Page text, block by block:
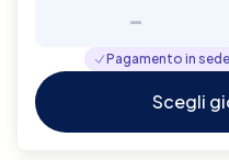
-
Pagamento in sede
Scegli